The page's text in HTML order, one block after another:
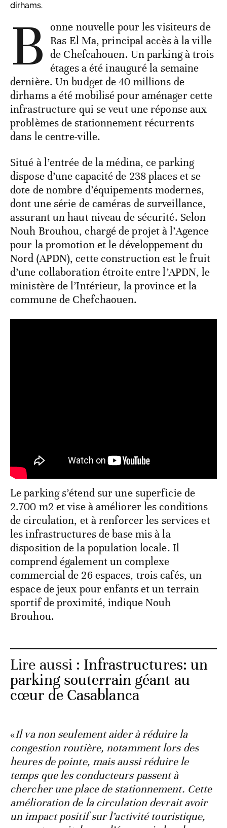
dirhams.
B onne nouvelle pour les visiteurs de
Ras El Ma, principal accès à la ville
de Chefcahouen. Un parking à trois
étages a été inauguré la semaine
dernière. Un budget de 40 millions de
dirhams a été mobilisé pour aménager cette
infrastructure qui se veut une réponse aux
problèmes de stationnement récurrents
dans le centre-ville.
Situé à l’entrée de la médina, ce parking
dispose d’une capacité de 238 places et se
dote de nombre d’équipements modernes,
dont une série de caméras de surveillance,
assurant un haut niveau de sécurité. Selon
Nouh Brouhou, chargé de projet à l’Agence
pour la promotion et le développement du
Nord (APDN), cette construction est le fruit
d’une collaboration étroite entre l’APDN, le
ministère de l’Intérieur, la province et la
commune de Chefchaouen.
Le parking s’étend sur une superficie de
2.700 m2 et vise à améliorer les conditions
de circulation, et à renforcer les services et
les infrastructures de base mis à la
disposition de la population locale. Il
comprend également un complexe
commercial de 26 espaces, trois cafés, un
espace de jeux pour enfants et un terrain
sportif de proximité, indique Nouh
Brouhou.
Lire aussi : Infrastructures: un
parking souterrain géant au
cœur de Casablanca
«Il va non seulement aider à réduire la
congestion routière, notamment lors des
heures de pointe, mais aussi réduire le
temps que les conducteurs passent à
chercher une place de stationnement. Cette
amélioration de la circulation devrait avoir
un impact positif sur l’activité touristique,